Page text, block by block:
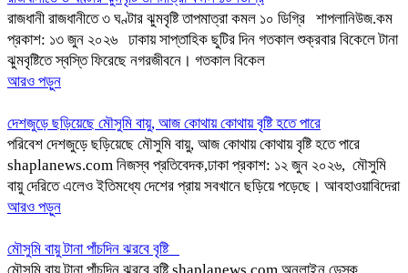
রাজধানী রাজধানীতে ৩ ঘণ্টার ঝুমবৃষ্টি তাপমাত্রা কমল ১০ ডিগ্রি শাপলানিউজ.কম
প্রকাশ: ১৩ জুন ২০২৬ ঢাকায় সাপ্তাহিক ছুটির দিন গতকাল শুক্রবার বিকেলে টানা
ঝুমবৃষ্টিতে স্বস্তি ফিরেছে নগরজীবনে। গতকাল বিকেল
আরও পড়ুন
দেশজুড়ে ছড়িয়েছে মৌসুমি বায়ু, আজ কোথায় কোথায় বৃষ্টি হতে পারে
পরিবেশ দেশজুড়ে ছড়িয়েছে মৌসুমি বায়ু, আজ কোথায় কোথায় বৃষ্টি হতে পারে
shaplanews.com নিজস্ব প্রতিবেদক,ঢাকা প্রকাশ: ১২ জুন ২০২৬, মৌসুমি
বায়ু দেরিতে এলেও ইতিমধ্যে দেশের প্রায় সবখানে ছড়িয়ে পড়েছে। আবহাওয়াবিদেরা
আরও পড়ুন
মৌসুমি বায়ু টানা পাঁচদিন ঝরবে বৃষ্টি